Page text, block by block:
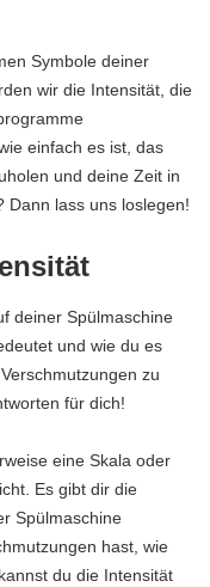
Symbole deiner
wir die Intensität, die
einfach es ist, das
und deine Zeit in
Dann lass uns loslegen!
deiner Spülmaschine
und wie du es
zu
für dich!
eine Skala oder
Es gibt dir die
Spülmaschine
hast, wie
du die Intensität